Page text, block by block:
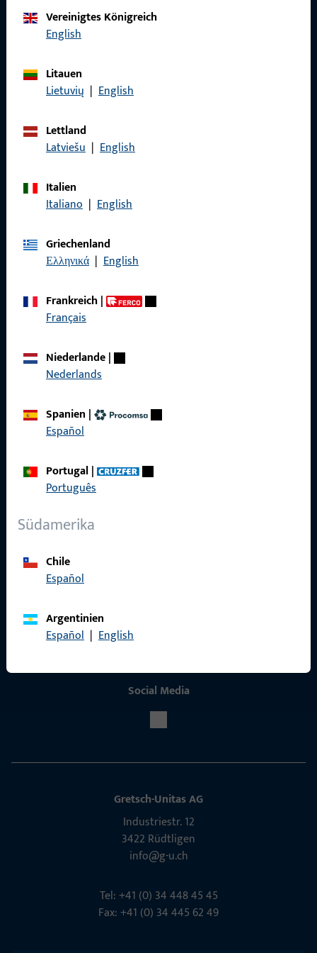
Vereinigtes Königreich
English
Litauen
Lietuvių | English
Lettland
Latviešu | English
Italien
Italiano | English
Griechenland
Ελληνικά | English
Frankreich|
Français
Niederlande|
Nederlands
Spanien |
Español
Portugal|
Português
Südamerika
Chile
Español
Argentinien
Español | English
Impressum
Schnelleinstieg
Referenzen
Social Media
Gretsch-Unitas AG
Indu­s­triestr. 12
3422 Rüdt­ligen
info@g-u.ch
Tel: +41 (0) 34 448 45 45
Fax: +41 (0) 34 445 62 49